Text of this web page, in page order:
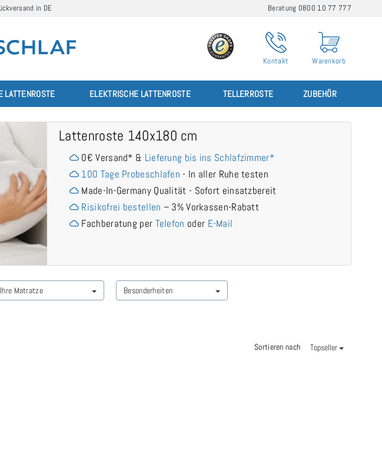
in DE Beratung 0800 10 77 777
Kontakt Warenkorb
LATTENROSTE ELEKTRISCHE LATTENROSTE TELLERROSTE ZUBEHÖR
Lattenroste 140x180 cm
0€ Versand* & Lieferung bis ins Schlafzimmer*
100 Tage Probeschlafen - In aller Ruhe testen
Made-In-Germany Qualität - Sofort einsatzbereit
Risikofrei bestellen – 3% Vorkassen-Rabatt
Fachberatung per Telefon oder E-Mail
Ihre Matratze Besonderheiten
Sortieren nach Topseller